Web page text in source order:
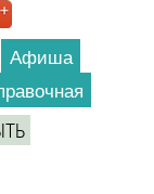
Афиша